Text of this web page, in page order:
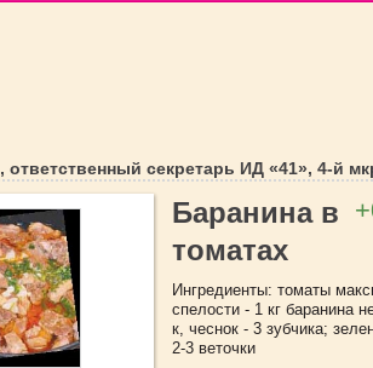
секретарь ИД «41», 4-й
Баранина в
томатах
Ингредиенты: томаты
спелости - 1 кг баранина
к, чеснок - 3 зубчика;
2-3 веточки